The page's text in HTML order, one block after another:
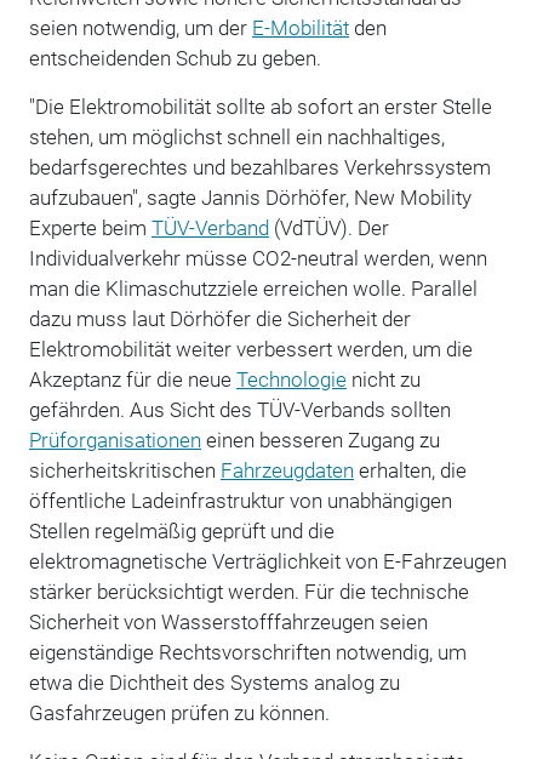
seien notwendig, um der E-Mobilitätden
entscheidenden Schub zu geben.
"Die Elektromobilität sollte ab sofort an erster Stelle
stehen, um möglichst schnell ein nachhaltiges,
bedarfsgerechtes und bezahlbares Verkehrssystem
aufzubauen", sagte Jannis Dörhöfer, New Mobility
Experte beim TÜV-Verband(VdTÜV). Der
Individualverkehr müsse CO2-neutral werden, wenn
man die Klimaschutzziele erreichen wolle. Parallel
dazu muss laut Dörhöfer die Sicherheit der
Elektromobilität weiter verbessert werden, um die
Akzeptanz für die neue Technologienicht zu
gefährden. Aus Sicht des TÜV-Verbands sollten
Prüforganisationen einen besseren Zugang zu
sicherheitskritischen Fahrzeugdaten erhalten, die
öffentliche Ladeinfrastruktur von unabhängigen
Stellen regelmäßig geprüft und die
elektromagnetische Verträglichkeit von E-Fahrzeugen
stärker berücksichtigt werden. Für die technische
Sicherheit von Wasserstofffahrzeugen seien
eigenständige Rechtsvorschriften notwendig, um
etwa die Dichtheit des Systems analog zu
Gasfahrzeugen prüfen zu können.